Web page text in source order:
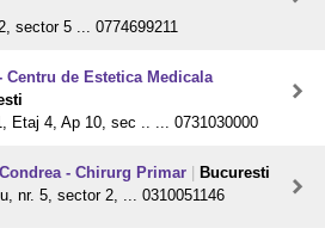
sector 5 ... 0774699211
Centru de Estetica Medicala
Etaj 4, Ap 10, sec .. ... 0731030000
- Chirurg Primar
Bucuresti
nr. 5, sector 2, ... 0310051146